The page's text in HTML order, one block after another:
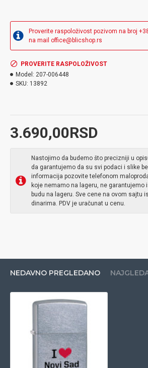
Proverite raspoloživost pozivom na broj
na mail office@blicshop.rs
3.690,00RSD
PROVERITE RASPOLOŽIVOST
Model: 207-006448
SKU: 13892
Nastojimo da budemo što precizniji u
da garantujemo da su svi podaci i slike
informacija pozovite telefonom
koje nemamo na lageru, ne garantujemo
budu na lageru. Sve cene na ovom sajtu
dinarima. PDV je uračunat u cenu.
NEDAVNO PREGLEDANO